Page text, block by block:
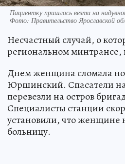
Пациентку пришлось везти на
Фото: Правительство Ярославской
Несчастный случай, о
региональном
Днем женщина сломала
Юршинский. Спасатели
перевезли на остров
Специалисты станции
установили, что женщине
больницу.